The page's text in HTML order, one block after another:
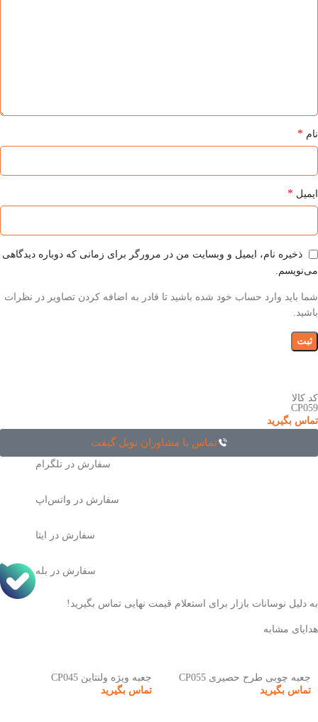
نام *
ایمیل *
ذخیره نام، ایمیل و وبسایت من در مرورگر برای زمانی که دوباره دیدگاهی
می‌نویسم.
شما باید وارد حساب خود شده باشید تا قادر به اضافه کردن تصاویر در نظرات
باشید.
کد کالا
CP059
تماس بگیرید
تماس با مشاوران نوبل گیفت
سفارش در تلگرام
سفارش در واتس‌اپ
سفارش در ایتا
سفارش در بله
به دلیل نوسانات بازار برای استعلام قیمت نهایی تماس بگیرید!
هدایای مشابه
جعبه چوبی طرح حصیری CP055
تماس بگیرید
جعبه ویژه ولنتاین CP045
تماس بگیرید